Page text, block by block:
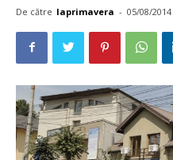
De către laprimavera - 05/08/2014